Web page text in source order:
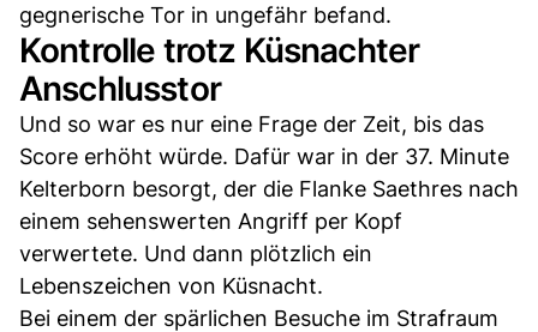
gegnerische Tor in ungefähr befand.
Kontrolle trotz Küsnachter
Anschlusstor
Und so war es nur eine Frage der Zeit, bis das
Score erhöht würde. Dafür war in der 37. Minute
Kelterborn besorgt, der die Flanke Saethres nach
einem sehenswerten Angriff per Kopf
verwertete. Und dann plötzlich ein
Lebenszeichen von Küsnacht.
Bei einem der spärlichen Besuche im Strafraum